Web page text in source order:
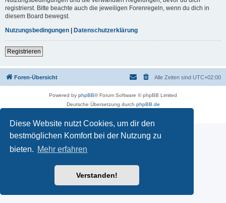
Diese Website nutzt Cookies, um dir den
bestmöglichen Komfort bei der Nutzung zu
bieten. Mehr erfahren
Verstanden!
registrierst. Bitte beachte auch die jeweiligen Forenregeln, wenn du dich in
diesem Board bewegst.
Nutzungsbedingungen | Datenschutzerklärung
Registrieren
Foren-Übersicht Alle Zeiten sind UTC+02:00
Powered by phpBB® Forum Software © phpBB Limited
Deutsche Übersetzung durch phpBB.de